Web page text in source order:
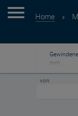
Home
mm
von